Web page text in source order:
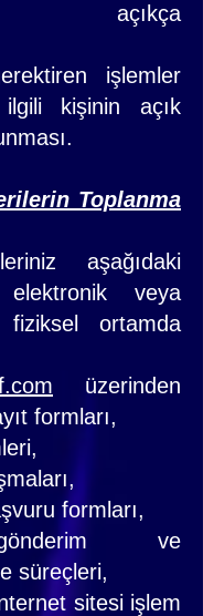
açıkça
işlemler
ilgili kişinin açık
Toplanma
aşağıdaki
elektronik veya
fiziksel ortamda
üzerinden
formları,
formları,
ve
süreçleri,
sitesi işlem